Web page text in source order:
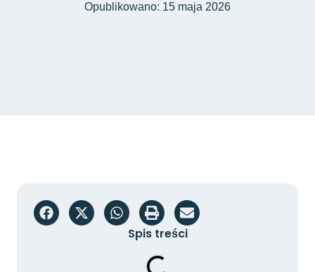
Opublikowano: 15 maja 2026
Spis treści